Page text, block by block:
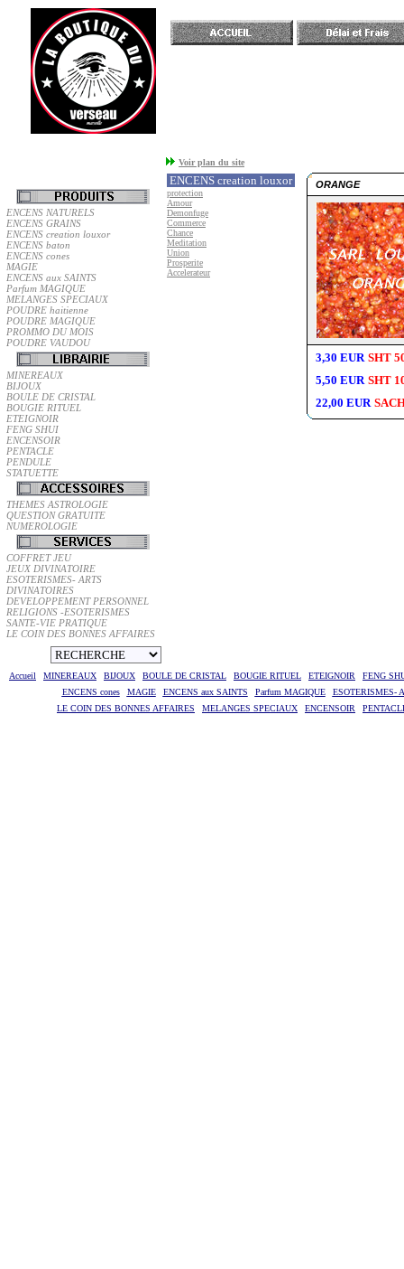
ENCENS NATURELS
ENCENS GRAINS
ENCENS creation louxor
ENCENS baton
ENCENS cones
MAGIE
ENCENS aux SAINTS
Parfum MAGIQUE
MELANGES SPECIAUX
POUDRE haitienne
POUDRE MAGIQUE
PROMMO DU MOIS
POUDRE VAUDOU
MINEREAUX
BIJOUX
BOULE DE CRISTAL
BOUGIE RITUEL
ETEIGNOIR
FENG SHUI
ENCENSOIR
PENTACLE
PENDULE
STATUETTE
THEMES ASTROLOGIE
QUESTION GRATUITE
NUMEROLOGIE
COFFRET JEU
JEUX DIVINATOIRE
ESOTERISMES- ARTS
DIVINATOIRES
DEVELOPPEMENT PERSONNEL
RELIGIONS -ESOTERISMES
SANTE-VIE PRATIQUE
LE COIN DES BONNES AFFAIRES
Voir plan du site
ENCENS creation louxor
protection
Amour
Demonfuge
Commerce
Chance
Meditation
Union
Prosperite
Accelerateur
ORANGE
3,30 EUR SHT
5,50 EUR SHT
22,00 EUR
Accueil MINEREAUX BIJOUX BOULE DE CRISTAL BOUGIE RITUEL ETEIGNOIR
FENG
ENCENS cones
MAGIE ENCENS aux SAINTS Parfum MAGIQUE
ESOTERISMES-
LE COIN DES BONNES AFFAIRES
MELANGES SPECIAUX ENCENSOIR